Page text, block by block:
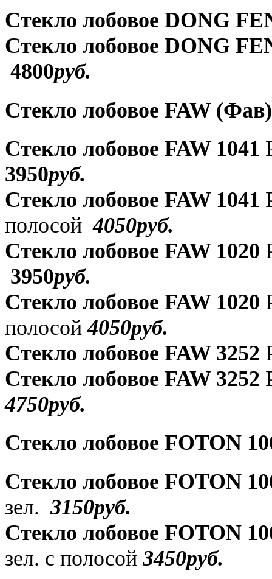
Стекло лобовое DONG
Стекло лобовое DONG
4800руб.
Стекло лобовое FAW (Фав)
Стекло лобовое FAW 1041
3950руб.
Стекло лобовое FAW 1041
полосой4050руб.
Стекло лобовое FAW 1020
3950руб.
Стекло лобовое FAW 1020
полосой4050руб.
Стекло лобовое FAW 3252
Стекло лобовое FAW 3252
4750руб.
Стекло лобовое FOTON
Стекло лобовое FOTON
зел.3150руб.
Стекло лобовое FOTON
зел. с полосой3450руб.